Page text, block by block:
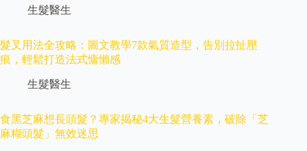
生髮醫生
髮叉用法全攻略：圖文教學7款氣質造型，告別拉扯壓
痕，輕鬆打造法式慵懶感
生髮醫生
食黑芝麻想長頭髮？專家揭秘4大生髮營養素，破除「芝
麻糊頭髮」無效迷思